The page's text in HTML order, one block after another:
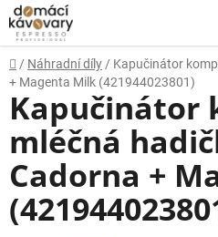
Přejít
na
obsah
Domů
/ Náhradní díly / Kapučinátor
+ Magenta Milk (421944023801)
Kapučinátor
mléčná
Cadorna +